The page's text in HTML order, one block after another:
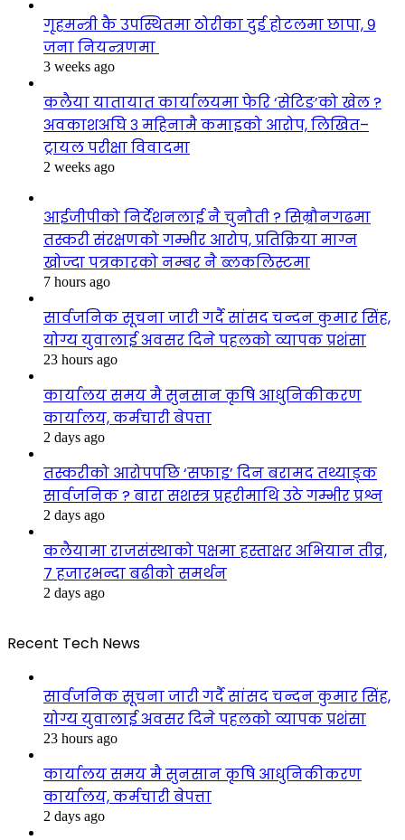
गृहमन्त्री कै उपस्थितमा ठोरीका दुई होटलमा छापा, ९
जना नियन्त्रणमा
3 weeks ago
कलैया यातायात कार्यालयमा फेरि ‘सेटिङ’को खेल ?
अवकाशअघि ३ महिनामै कमाइको आरोप, लिखित–
ट्रायल परीक्षा विवादमा
2 weeks ago
आईजीपीको निर्देशनलाई नै चुनौती ? सिम्रौनगढमा
तस्करी संरक्षणको गम्भीर आरोप, प्रतिक्रिया माग्न
खोज्दा पत्रकारको नम्बर नै ब्लकलिस्टमा
7 hours ago
सार्वजनिक सूचना जारी गर्दै सांसद चन्दन कुमार सिंह,
योग्य युवालाई अवसर दिने पहलको व्यापक प्रशंसा
23 hours ago
कार्यालय समय मै सुनसान कृषि आधुनिकीकरण
कार्यालय, कर्मचारी बेपत्ता
2 days ago
तस्करीको आरोपपछि ‘सफाइ’ दिन बरामद तथ्याङ्क
सार्वजनिक ? बारा सशस्त्र प्रहरीमाथि उठे गम्भीर प्रश्न
2 days ago
कलैयामा राजसंस्थाको पक्षमा हस्ताक्षर अभियान तीव्र,
७ हजारभन्दा बढीको समर्थन
2 days ago
Recent Tech News
सार्वजनिक सूचना जारी गर्दै सांसद चन्दन कुमार सिंह,
योग्य युवालाई अवसर दिने पहलको व्यापक प्रशंसा
23 hours ago
कार्यालय समय मै सुनसान कृषि आधुनिकीकरण
कार्यालय, कर्मचारी बेपत्ता
2 days ago